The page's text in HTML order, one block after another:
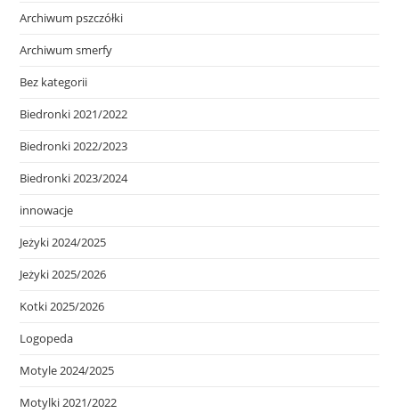
Archiwum pszczółki
Archiwum smerfy
Bez kategorii
Biedronki 2021/2022
Biedronki 2022/2023
Biedronki 2023/2024
innowacje
Jeżyki 2024/2025
Jeżyki 2025/2026
Kotki 2025/2026
Logopeda
Motyle 2024/2025
Motylki 2021/2022